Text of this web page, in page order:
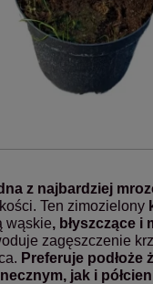
z najbardziej
Ten zimozielony
wąskie, błyszczące i
zagęszczenie
Preferuje podłoże
jak i